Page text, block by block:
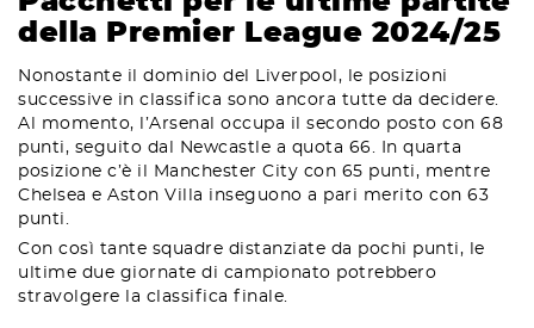
della Premier League 2024/25
Nonostante il dominio del Liverpool, le posizioni
successive in classifica sono ancora tutte da decidere.
Al momento, l’Arsenal occupa il secondo posto con 68
punti, seguito dal Newcastle a quota 66. In quarta
posizione c’è il Manchester City con 65 punti, mentre
Chelsea e Aston Villa inseguono a pari merito con 63
punti.
Con così tante squadre distanziate da pochi punti, le
ultime due giornate di campionato potrebbero
stravolgere la classifica finale.